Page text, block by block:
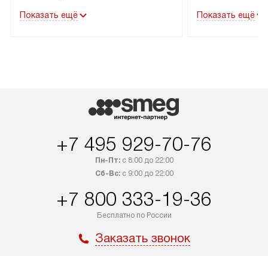
до подъезда. Доставка за пределы
в Санкт-Петербург и другие
регионы осуществляется через
транспортные компании. После
100% предоплаты мы бесплатно
доставляем заказ до офиса
транспортной компании в Москве.
Пожалуйста, уточняйте условия
доставки у менеджера при
В день, согласованный с вами,
Показать ещё
коммуникациям.
от типа
доступным на
«Подключение».
Показать ещё
+7 495 929-70-76
Пн-Пт:с 8:00 до 22:00
Сб-Вс:с 9:00 до 22:00
+7 800 333-19-36
Бесплатно по России
Заказать звонок